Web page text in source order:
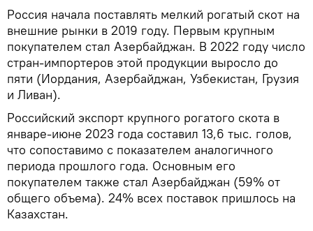
Россия начала поставлять мелкий рогатый скот на
внешние рынки в 2019 году. Первым крупным
покупателем стал Азербайджан. В 2022 году число
стран-импортеров этой продукции выросло до
пяти (Иордания, Азербайджан, Узбекистан, Грузия
и Ливан).
Российский экспорт крупного рогатого скота в
январе-июне 2023 года составил 13,6 тыс. голов,
что сопоставимо с показателем аналогичного
периода прошлого года. Основным его
покупателем также стал Азербайджан (59% от
общего объема). 24% всех поставок пришлось на
Казахстан.